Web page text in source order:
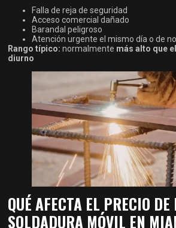
Falla de reja de seguridad
Acceso comercial dañado
Barandal peligroso
Atención urgente el mismo día o de
Rango típico: normalmente más alto que
diurno
QUÉ AFECTA EL PRECIO DE
SOLDADURA MÓVIL EN